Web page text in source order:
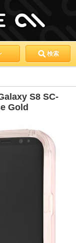
検索
S8 SC-
Gold